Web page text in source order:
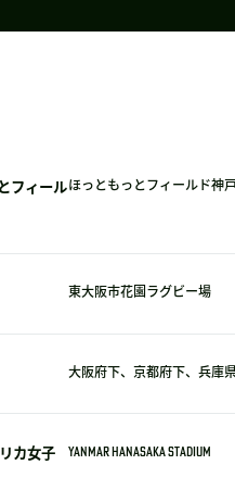
フィールほっともっとフィールド神
東大阪市花園ラグビー場
大阪府下、京都府下、兵庫
カ女子
YANMAR HANASAKA STADIUM